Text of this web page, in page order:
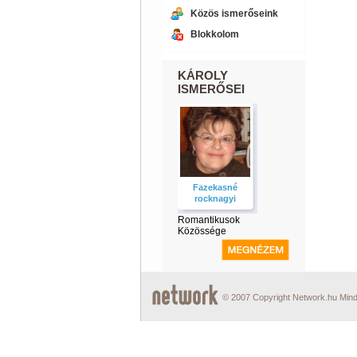
Közös ismerőseink
Blokkolom
KÁROLY
ISMERŐSEI
Fazekasné
rocknagyi
Romantikusok
Közössége
© 2007 Copyright Network.hu